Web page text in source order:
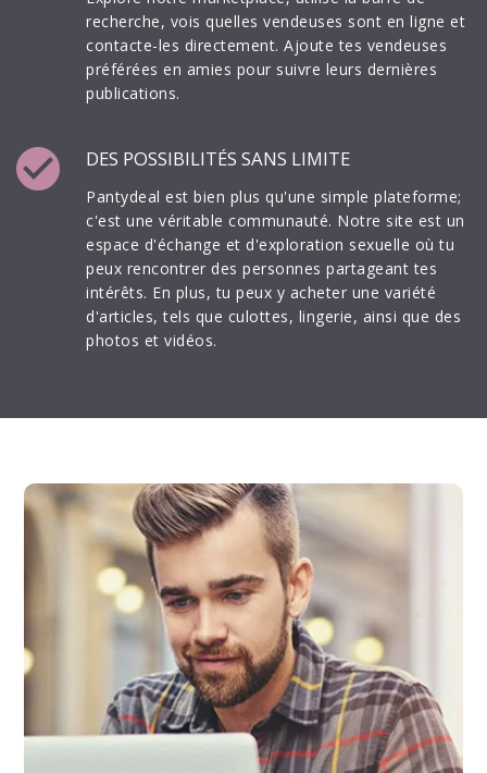
recherche, vois quelles vendeuses sont en ligne et
contacte-les directement. Ajoute tes vendeuses
préférées en amies pour suivre leurs dernières
publications.
check_circle DES POSSIBILITÉS SANS LIMITE
Pantydeal est bien plus qu'une simple plateforme;
c'est une véritable communauté. Notre site est un
espace d'échange et d'exploration sexuelle où tu
peux rencontrer des personnes partageant tes
intérêts. En plus, tu peux y acheter une variété
d'articles, tels que culottes, lingerie, ainsi que des
photos et vidéos.